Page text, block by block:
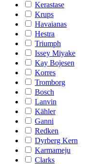
Kerastase
Krups
Havaianas
Hestra
Triumph
Issey Miyake
Kay Bojesen
Korres
Tromborg
Bosch
Lanvin
Kähler
Ganni
Redken
Dyrberg Kern
Karmameju
Clarks